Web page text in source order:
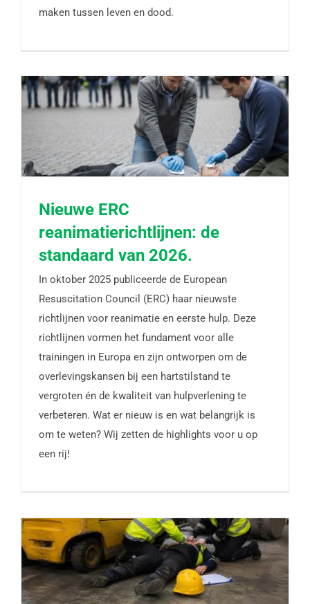
maken tussen leven en dood.
Nieuwe ERC reanimatierichtlijnen: de standaard
van 2026.
Nieuwe ERC
reanimatierichtlijnen: de
standaard van 2026.
In oktober 2025 publiceerde de European
Resuscitation Council (ERC) haar nieuwste
richtlijnen voor reanimatie en eerste hulp. Deze
richtlijnen vormen het fundament voor alle
trainingen in Europa en zijn ontworpen om de
overlevingskansen bij een hartstilstand te
vergroten én de kwaliteit van hulpverlening te
verbeteren. Wat er nieuw is en wat belangrijk is
om te weten? Wij zetten de highlights voor u op
een rij!